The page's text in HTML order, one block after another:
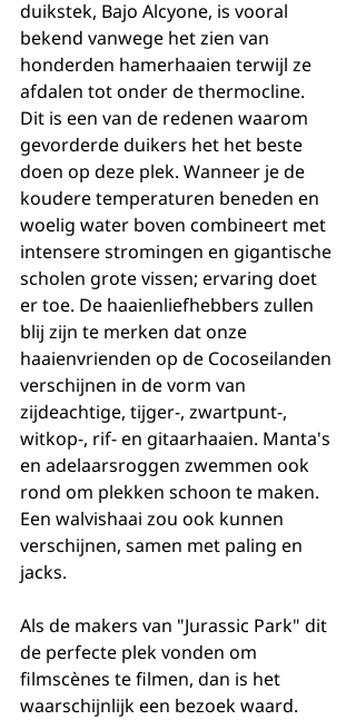
duikstek, Bajo Alcyone, is vooral
bekend vanwege het zien van
honderden hamerhaaien terwijl ze
afdalen tot onder de thermocline.
Dit is een van de redenen waarom
gevorderde duikers het het beste
doen op deze plek. Wanneer je de
koudere temperaturen beneden en
woelig water boven combineert met
intensere stromingen en gigantische
scholen grote vissen; ervaring doet
er toe. De haaienliefhebbers zullen
blij zijn te merken dat onze
haaienvrienden op de Cocoseilanden
verschijnen in de vorm van
zijdeachtige, tijger-, zwartpunt-,
witkop-, rif- en gitaarhaaien. Manta's
en adelaarsroggen zwemmen ook
rond om plekken schoon te maken.
Een walvishaai zou ook kunnen
verschijnen, samen met paling en
jacks.
Als de makers van "Jurassic Park" dit
de perfecte plek vonden om
filmscènes te filmen, dan is het
waarschijnlijk een bezoek waard.